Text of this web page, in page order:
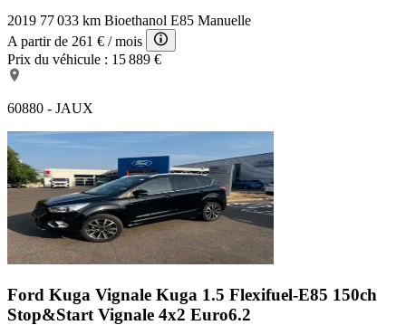
2019 77 033 km Bioethanol E85 Manuelle
A partir de 261 € / mois
Prix du véhicule : 15 889 €
60880 - JAUX
Ford Kuga Vignale Kuga 1.5 Flexifuel-E85 150ch
Stop&Start Vignale 4x2 Euro6.2